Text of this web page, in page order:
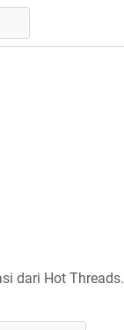
dari Hot Threads.